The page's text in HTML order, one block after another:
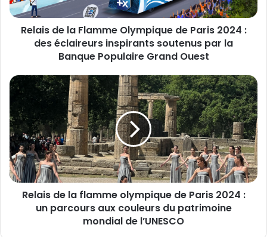
2024
:
des
éclaireurs
par
la
Banque
Populaire
Grand
Ouest
Relais de la Flamme Olympique de Paris 2024 :
des éclaireurs inspirants soutenus par la
Banque Populaire Grand Ouest
Relais
la
flamme
olympique
de
Paris
2024
:
parcours
Relais de la flamme olympique de Paris 2024 :
un parcours aux couleurs du patrimoine
mondial de l’UNESCO